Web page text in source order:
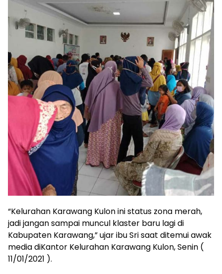
“Kelurahan Karawang Kulon ini status zona merah,
jadi jangan sampai muncul klaster baru lagi di
Kabupaten Karawang,” ujar ibu Sri saat ditemui awak
media diKantor Kelurahan Karawang Kulon, Senin (
11/01/2021 ).